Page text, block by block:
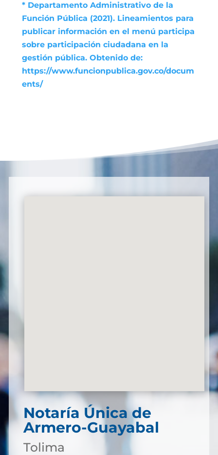
* Departamento Administrativo de la
Función Pública (2021). Lineamientos para
publicar información en el menú participa
sobre participación ciudadana en la
gestión pública. Obtenido de:
https://www.funcionpublica.gov.co/docum
ents/
Notaría Única de
Armero-Guayabal
Tolima